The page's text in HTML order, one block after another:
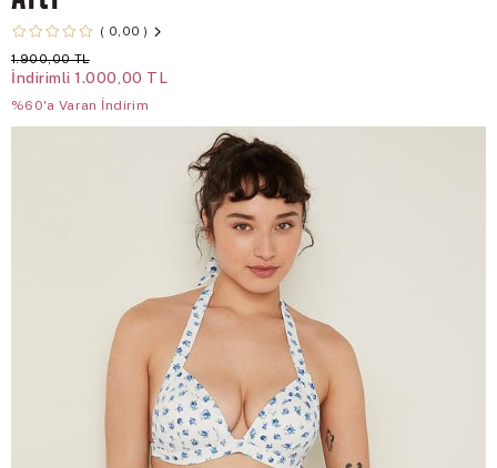
0,00
1.900,00 TL
İndirimli 1.000,00 TL
%60'a Varan İndirim